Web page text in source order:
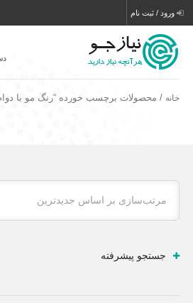
ورود / ثبت نام
خانه / محصولات برچسب خورده “رنگ مو با
مرتب‌سازی بر اساس جدیدترین
جستجو پیشرفته